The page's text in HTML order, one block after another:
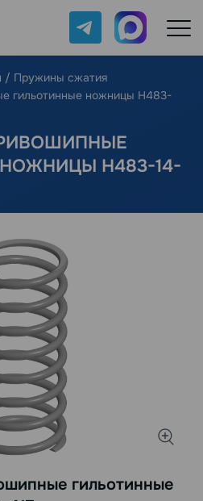
Telegram Max
/ Пружины сжатия
гильотинные ножницы Н483-
Н483-14-
гильотинные